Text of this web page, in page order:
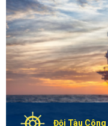
của Đối tác, Khách
Chi Tiết
Đội Tàu